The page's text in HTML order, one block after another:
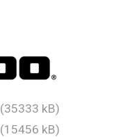
(35333 kB)
(15456 kB)